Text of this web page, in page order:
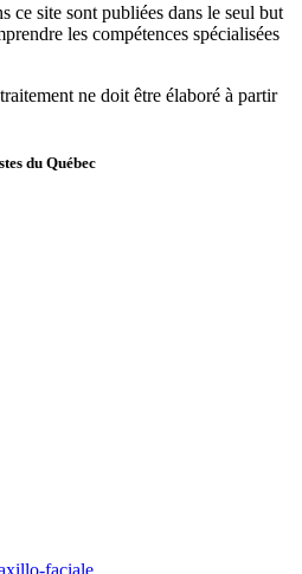
ce site sont publiées dans le seul but
les compétences spécialisées
ne doit être élaboré à partir
du Québec
faciale